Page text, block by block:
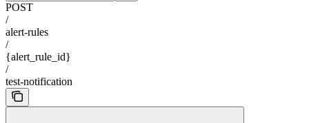
POST
/
alert-rules
/
{alert_rule_id}
/
test-notification